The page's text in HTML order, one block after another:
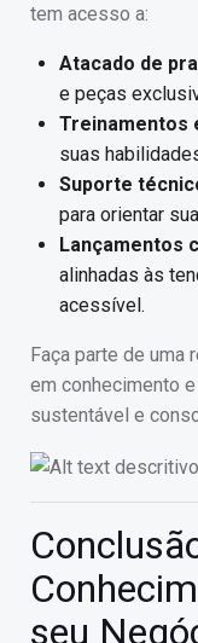
tem acesso a:
Atacado de
e peças
Treinamentos
suas
Suporte
para orientar
Lançamentos
alinhadas às
acessível.
Faça parte de
em conhecimento
sustentável e
seu